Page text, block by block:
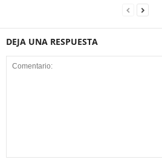
DEJA UNA RESPUESTA